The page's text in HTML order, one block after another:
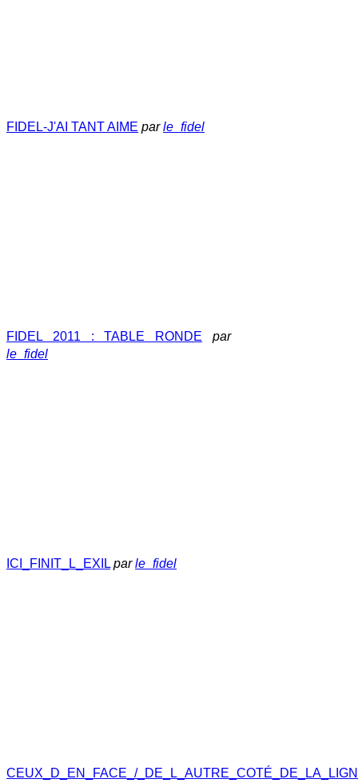
FIDEL-J'AI TANT AIME parle_fidel
FIDEL 2011 : TABLE RONDE
par
le_fidel
ICI_FINIT_L_EXIL parle_fidel
CEUX_D_EN_FACE_/